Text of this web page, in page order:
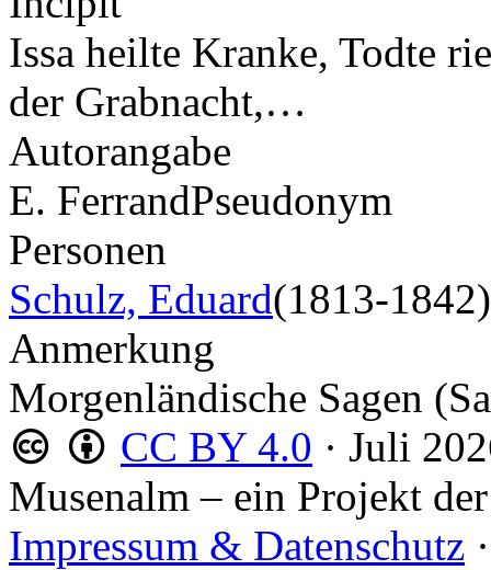
Issa heilte Kranke, Todte
der Grabnacht,…
Autorangabe
E. FerrandPseudonym
Personen
Schulz, Eduard(1813-1842)
Anmerkung
Morgenländische Sagen
CC BY 4.0 · Juli
Musenalm – ein Projekt der
Impressum & Datenschutz ·